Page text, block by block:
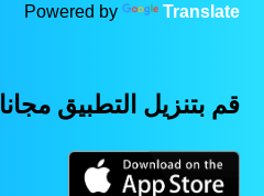
Powered by Translate
قم بتنزيل التطبيق مجانا